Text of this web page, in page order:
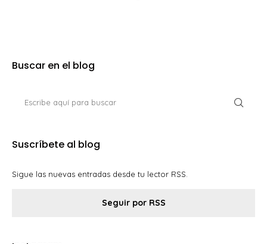
Buscar en el blog
Suscríbete al blog
Sigue las nuevas entradas desde tu lector RSS.
Seguir por RSS